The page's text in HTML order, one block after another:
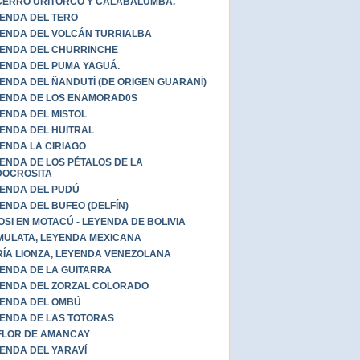
DEL TERO
DEL VOLCÁN TURRIALBA
DEL CHURRINCHE
DEL PUMA YAGUÁ.
DEL ÑANDUTÍ (DE ORIGEN GUARANÍ)
DE LOS ENAMORAD0S
DEL MISTOL
DEL HUITRAL
LA CIRIAGO
DE LOS PÉTALOS DE LA
DEL PUDÚ
DEL BUFEO (DELFÍN)
EN MOTACÚ - LEYENDA DE BOLIVIA
LEYENDA MEXICANA
LIONZA, LEYENDA VENEZOLANA
DE LA GUITARRA
DEL ZORZAL COLORADO
DEL OMBÚ
DE LAS TOTORAS
DE AMANCAY
DEL YARAVÍ